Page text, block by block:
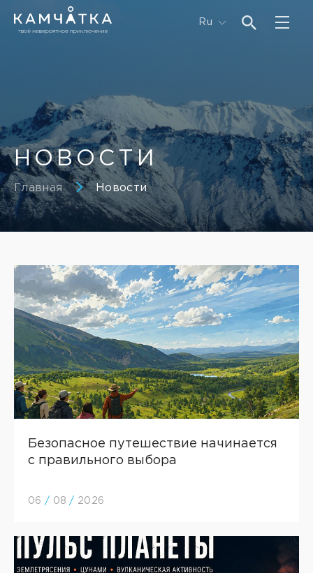
Ru
НОВОСТИ
Главная Новости
Безопасное путешествие начинается
с правильного выбора
06 / 08 / 2026